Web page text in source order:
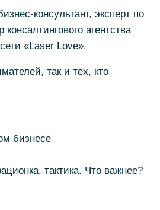
консультант, эксперт по
агентства
«Laser Love».
так и тех, кто
бизнесе
тактика. Что важнее?